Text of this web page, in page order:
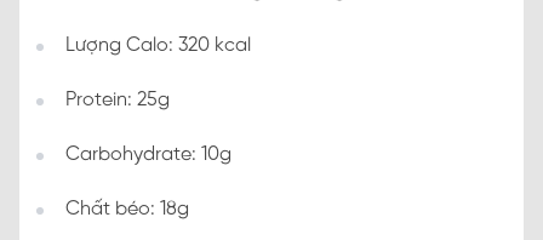
Lượng Calo: 320 kcal
Protein: 25g
Carbohydrate: 10g
Chất béo: 18g